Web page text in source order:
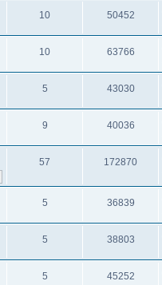
10 50452
10 63766
5 43030
9 40036
57 172870
5 36839
5 38803
5 45252